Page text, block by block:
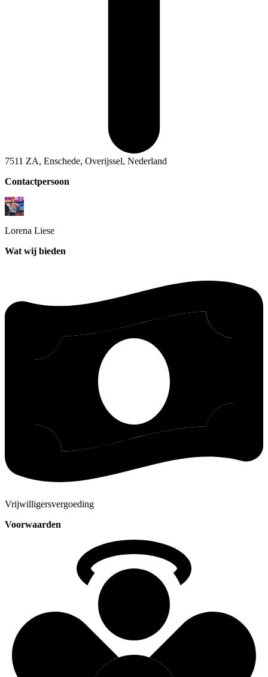
7511 ZA, Enschede, Overijssel, Nederland
Contactpersoon
Lorena Liese
Wat wij bieden
Vrijwilligersvergoeding
Voorwaarden